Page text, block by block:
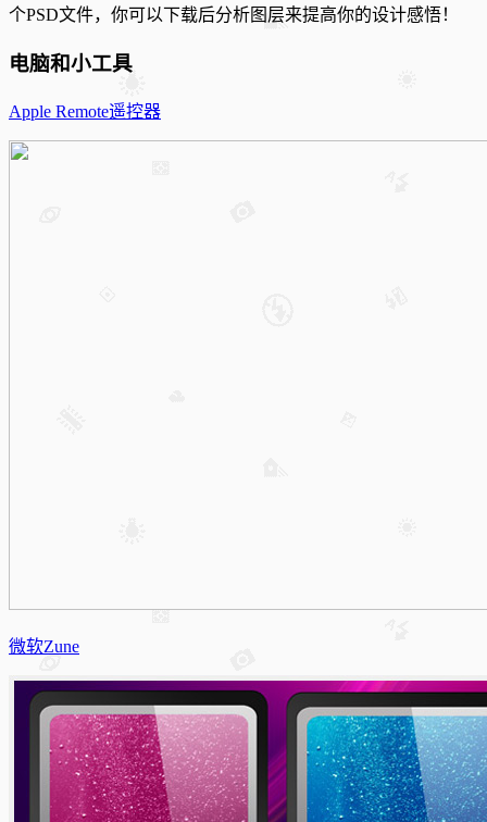
个PSD文件，你可以下载后分析图层来提高你的设计感悟！
电脑和小工具
Apple Remote遥控器
微软Zune